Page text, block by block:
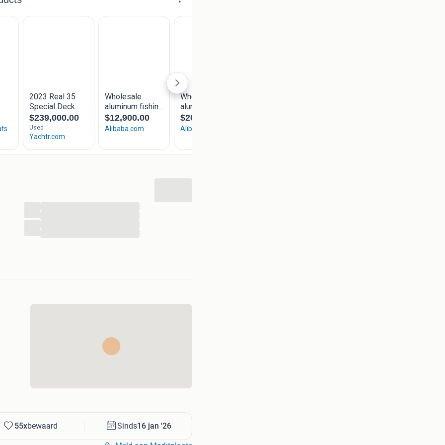
kikkers, bekerhouders & boegoog)
in onze vernieuwde showroom bij CvN
55xbewaard Sinds16 jan '26